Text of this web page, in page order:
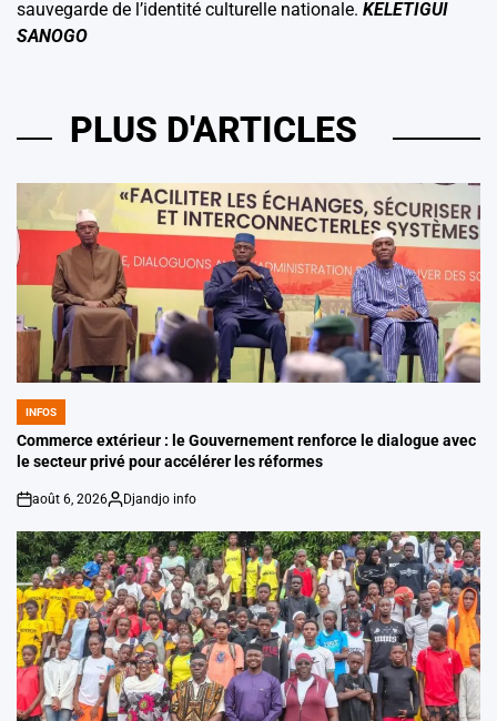
sauvegarde de l’identité culturelle nationale. KELETIGUI
SANOGO
PLUS D'ARTICLES
POSTED
IN
INFOS
Commerce extérieur : le Gouvernement renforce le dialogue avec
le secteur privé pour accélérer les réformes
on
août 6, 2026
Posted
Djandjo info